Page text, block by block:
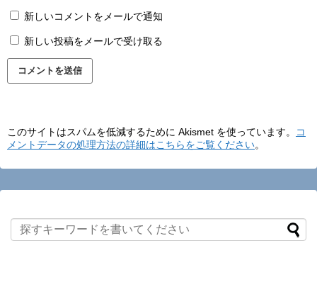
新しいコメントをメールで通知
新しい投稿をメールで受け取る
このサイトはスパムを低減するために Akismet を使っています。
コ
メントデータの処理方法の詳細はこちらをご覧ください。